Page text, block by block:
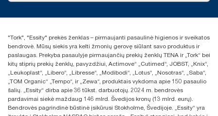
+370 5 268 3455
UAB Essity Lithuania
Naugarduko g. 98
LT-03160 Vilnius, Lietuva
"Tork", "Essity" prekės ženklas – pirmaujanti pasaulinė higienos ir sveikatos
bendrovė. Mūsų siekis yra kelti žmonių gerovę siūlant savo produktus ir
paslaugas. Prekyba pasaulyje pirmaujančių prekių ženklų TENA ir „Tork“ bei
kitų stiprių prekių ženklų, pavyzdžiui, Actimove“ „Cutimed“, JOBST, „Knix“,
„Leukoplast“, „Libero“, „Libresse“, „Modibodi“, „Lotus“, „Nosotras“, „Saba“,
„TOM Organic“ „Tempo“, ir „Zewa“, produktais vykdoma apie 150 pasaulio
šalių. „Essity“ dirba apie 36 tūkst. darbuotojų. 2024 m. bendrovės
pardavimai siekė maždaug 146 mlrd. Švedijos kronų (13 mlrd. eurų).
Bendrovės pagrindinė būstinė įsikūrusi Stokholme, Švedijoje. „Essity“ yra